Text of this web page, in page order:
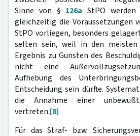
Sinne von § 126a StPO
gleichzeitig die Voraussetzungen
StPO vorliegen, besonders
selten sein, weil in den meisten
Ergebnis zu Gunsten des
nicht eine
Aufhebung des
Entscheidung sein dürfte.
die Annahme einer
vertreten.[8]
Für das Straf- bzw.